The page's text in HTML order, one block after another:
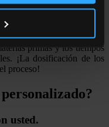
pesaje ALFRA utiliza los
hasta un 20 % más de
de flujo variables. La
primas y los tiempos
¡La dosificación de los
proceso!
usted.